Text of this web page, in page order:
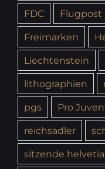
FDC
Flugpost
Freimarken
Liechtenstein
lithographien
pgs
Pro
reichsadler
sitzende helvetia